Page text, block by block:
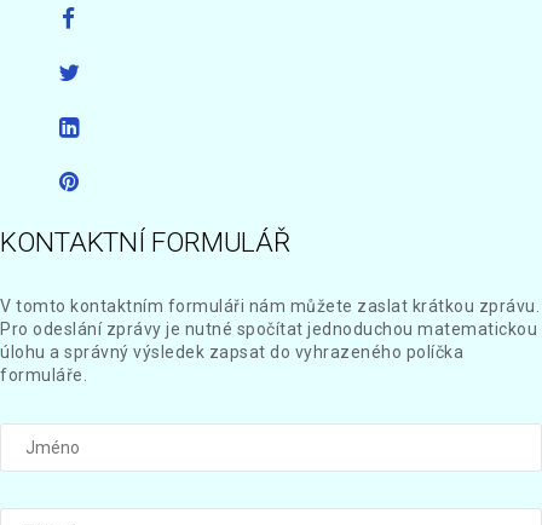
KONTAKTNÍ FORMULÁŘ
V tomto kontaktním formuláři nám můžete zaslat krátkou zprávu.
Pro odeslání zprávy je nutné spočítat jednoduchou matematickou
úlohu a správný výsledek zapsat do vyhrazeného políčka
formuláře.